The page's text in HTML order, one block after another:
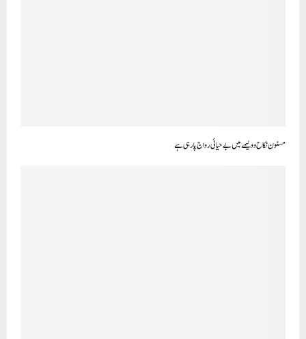
مسنون نکاح و ولیمے میں بے حیائی رواج پا رہی ہے